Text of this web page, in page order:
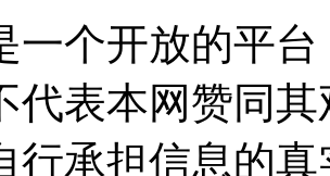
一个开放的平
代表本网赞同
行承担信息的